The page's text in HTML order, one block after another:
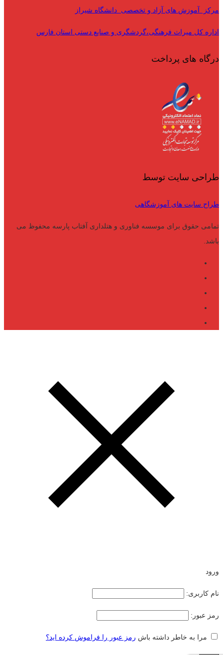
مرکز آموزش های آزاد و تخصصی دانشگاه شیراز
اداره کل میراث فرهنگی،گردشگری و صنایع دستی استان فارس
درگاه های پرداخت
طراحی سایت توسط
طراح سایت های آموزشگاهی
تمامی حقوق برای موسسه فناوری و هتلداری آفتاب پارسه محفوظ می
باشد.
ورود
نام کاربری:
رمز عبور:
مرا به خاطر داشته باش رمز عبور را فراموش کرده اید؟